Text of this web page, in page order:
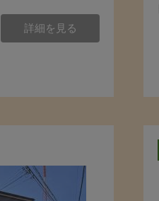
詳細を見る